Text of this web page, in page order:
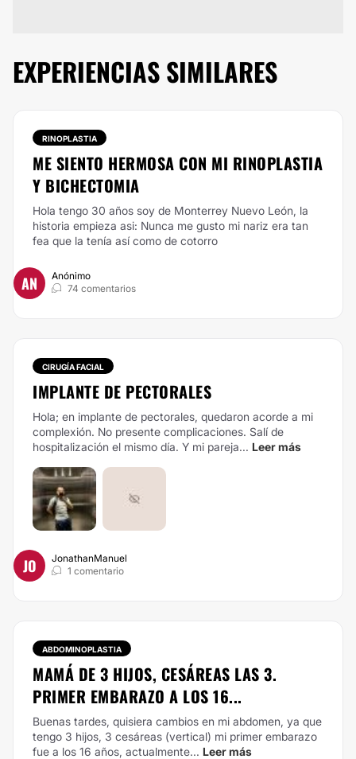
EXPERIENCIAS SIMILARES
RINOPLASTIA
ME SIENTO HERMOSA CON MI RINOPLASTIA
Y BICHECTOMIA
Hola tengo 30 años soy de Monterrey Nuevo León, la
historia empieza asi: Nunca me gusto mi nariz era tan
fea que la tenía así como de cotorro
AN
Anónimo
74 comentarios
CIRUGÍA FACIAL
IMPLANTE DE PECTORALES
Hola; en implante de pectorales, quedaron acorde a mi
complexión. No presente complicaciones. Salí de
hospitalización el mismo día. Y mi pareja... Leer más
JO
JonathanManuel
1 comentario
ABDOMINOPLASTIA
MAMÁ DE 3 HIJOS, CESÁREAS LAS 3.
PRIMER EMBARAZO A LOS 16...
Buenas tardes, quisiera cambios en mi abdomen, ya que
tengo 3 hijos, 3 cesáreas (vertical) mi primer embarazo
fue a los 16 años, actualmente... Leer más